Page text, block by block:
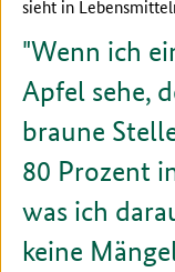
sieht in
Wenn ich
Apfel sehe,
braune
80 Prozent
was ich
keine